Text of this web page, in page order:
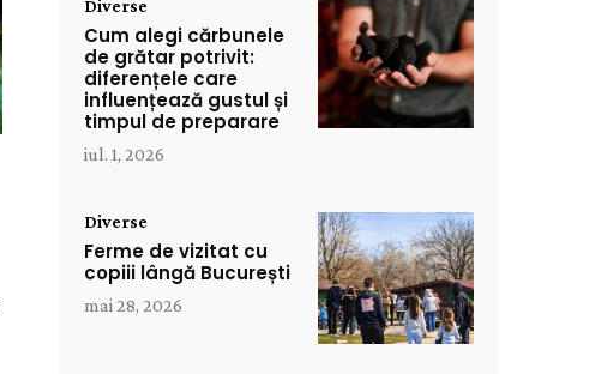
Diverse
Cum alegi cărbunele
de grătar potrivit:
diferențele care
influențează gustul și
timpul de preparare
iul. 1, 2026
Diverse
Ferme de vizitat cu
copiii lângă București
mai 28, 2026